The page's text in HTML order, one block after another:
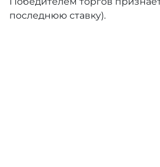
последнюю ставку).